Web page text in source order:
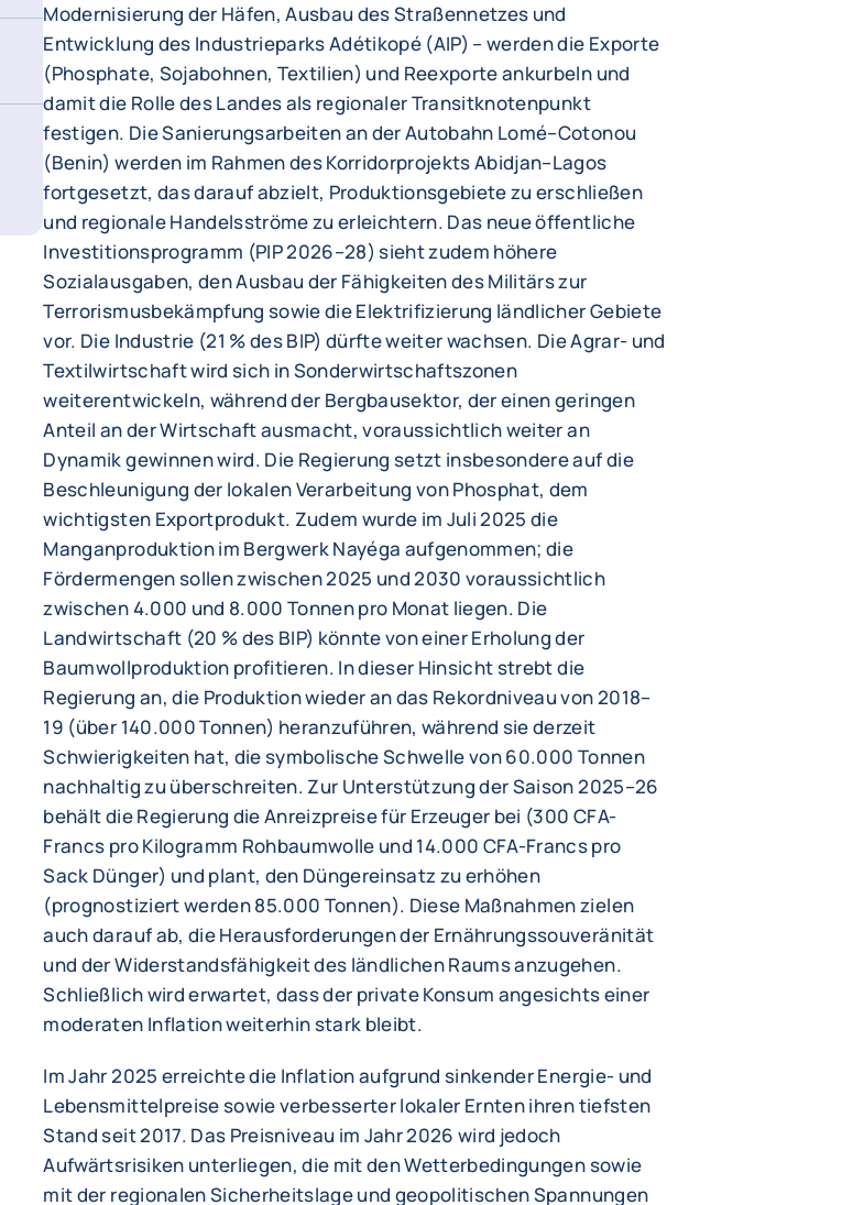
Modernisierung der Häfen, Ausbau des Straßennetzes und
Entwicklung des Industrieparks Adétikopé (AIP) – werden die Exporte
(Phosphate, Sojabohnen, Textilien) und Reexporte ankurbeln und
damit die Rolle des Landes als regionaler Transitknotenpunkt
festigen. Die Sanierungsarbeiten an der Autobahn Lomé–Cotonou
(Benin) werden im Rahmen des Korridorprojekts Abidjan–Lagos
fortgesetzt, das darauf abzielt, Produktionsgebiete zu erschließen
und regionale Handelsströme zu erleichtern. Das neue öffentliche
Investitionsprogramm (PIP 2026–28) sieht zudem höhere
Sozialausgaben, den Ausbau der Fähigkeiten des Militärs zur
Terrorismusbekämpfung sowie die Elektrifizierung ländlicher Gebiete
vor. Die Industrie (21 % des BIP) dürfte weiter wachsen. Die Agrar- und
Textilwirtschaft wird sich in Sonderwirtschaftszonen
weiterentwickeln, während der Bergbausektor, der einen geringen
Anteil an der Wirtschaft ausmacht, voraussichtlich weiter an
Dynamik gewinnen wird. Die Regierung setzt insbesondere auf die
Beschleunigung der lokalen Verarbeitung von Phosphat, dem
wichtigsten Exportprodukt. Zudem wurde im Juli 2025 die
Manganproduktion im Bergwerk Nayéga aufgenommen; die
Fördermengen sollen zwischen 2025 und 2030 voraussichtlich
zwischen 4.000 und 8.000 Tonnen pro Monat liegen. Die
Landwirtschaft (20 % des BIP) könnte von einer Erholung der
Baumwollproduktion profitieren. In dieser Hinsicht strebt die
Regierung an, die Produktion wieder an das Rekordniveau von 2018–
19 (über 140.000 Tonnen) heranzuführen, während sie derzeit
Schwierigkeiten hat, die symbolische Schwelle von 60.000 Tonnen
nachhaltig zu überschreiten. Zur Unterstützung der Saison 2025–26
behält die Regierung die Anreizpreise für Erzeuger bei (300 CFA-
Francs pro Kilogramm Rohbaumwolle und 14.000 CFA-Francs pro
Sack Dünger) und plant, den Düngereinsatz zu erhöhen
(prognostiziert werden 85.000 Tonnen). Diese Maßnahmen zielen
auch darauf ab, die Herausforderungen der Ernährungssouveränität
und der Widerstandsfähigkeit des ländlichen Raums anzugehen.
Schließlich wird erwartet, dass der private Konsum angesichts einer
moderaten Inflation weiterhin stark bleibt.
Im Jahr 2025 erreichte die Inflation aufgrund sinkender Energie- und
Lebensmittelpreise sowie verbesserter lokaler Ernten ihren tiefsten
Stand seit 2017. Das Preisniveau im Jahr 2026 wird jedoch
Aufwärtsrisiken unterliegen, die mit den Wetterbedingungen sowie
mit der regionalen Sicherheitslage und geopolitischen Spannungen